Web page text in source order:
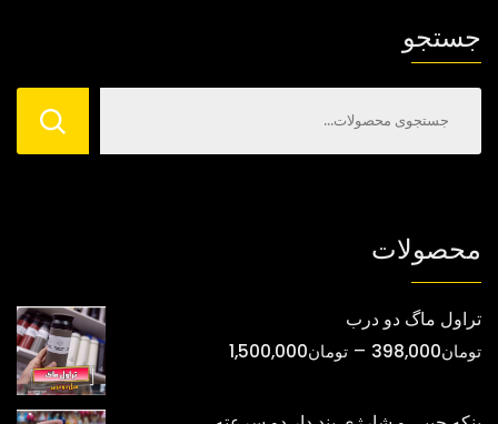
جستجو
محصولات
تراول ماگ دو درب
تومان398,000
– تومان1,500,000محدوده